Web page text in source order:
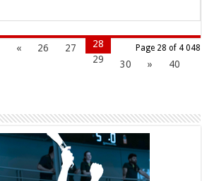
Page 28 of 4 048
« 26 27
28
29
30 »
40